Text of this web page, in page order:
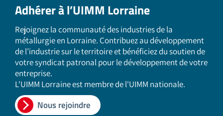
Adhérer à l’UIMM Lorraine
Rejoignez la communauté des industries de la
métallurgie en Lorraine. Contribuez au développement
de l’industrie sur le territoire et bénéficiez du soutien de
votre syndicat patronal pour le développement de votre
entreprise.
L'UIMM Lorraine est membre de l'UIMM nationale.
Nous rejoindre